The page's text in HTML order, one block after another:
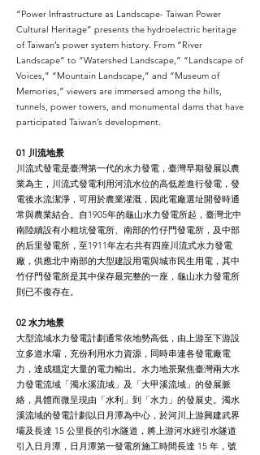
“Power Infrastructure as Landscape- Taiwan Power
Cultural Heritage” presents the hydroelectric heritage
of Taiwan’s power system history. From “River
Landscape” to “Watershed Landscape,” “Landscape of
Voices,” “Mountain Landscape,” and “Museum of
Memories,” viewers are immersed among the hills,
tunnels, power towers, and monumental dams that have
participated Taiwan’s development.
01 川流地景
川流式發電是臺灣第一代的水力發電，臺灣早期發展以農
業為主，川流式發電利用河流水位的高低差進行發電，發
電後水流潔淨，可用於農業灌溉，因此電廠選址開發時通
常與農業結合。自1905年的龜山水力發電所起，臺灣北中
南陸續設有小粗坑發電所、南部的竹仔門發電所，及中部
的后里發電所，至1911年左右共有四座川流式水力發電
廠，供應北中南部的大型建設用電與城市民生用電，其中
竹仔門發電所是其中保存最完整的一座，龜山水力發電所
則已不復存在。
02 水力地景
大型流域水力發電計劃通常依地勢高低，由上游至下游設
立多道水壩，充份利用水力資源，同時串連各發電廠電
力，達成穩定大量的電力輸出。水力地景聚焦臺灣兩大水
力發電流域「濁水溪流域」及「大甲溪流域」的發展脈
絡，具體而微呈現由「水利」到「水力」的發展史。濁水
溪流域的發電計劃以日月潭為中心，於河川上游興建武界
壩及長達 15 公里長的引水隧道，將上游河水經引水隧道
引入日月潭，日月潭第一發電所施工時間長達 15 年，號